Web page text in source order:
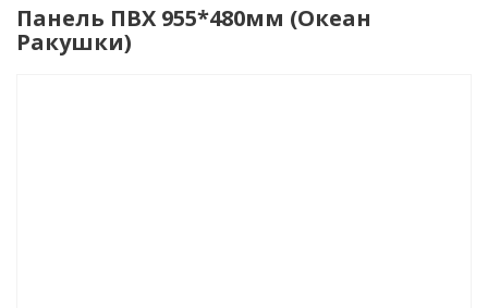
Панель ПВХ 955*480мм (Океан
Ракушки)